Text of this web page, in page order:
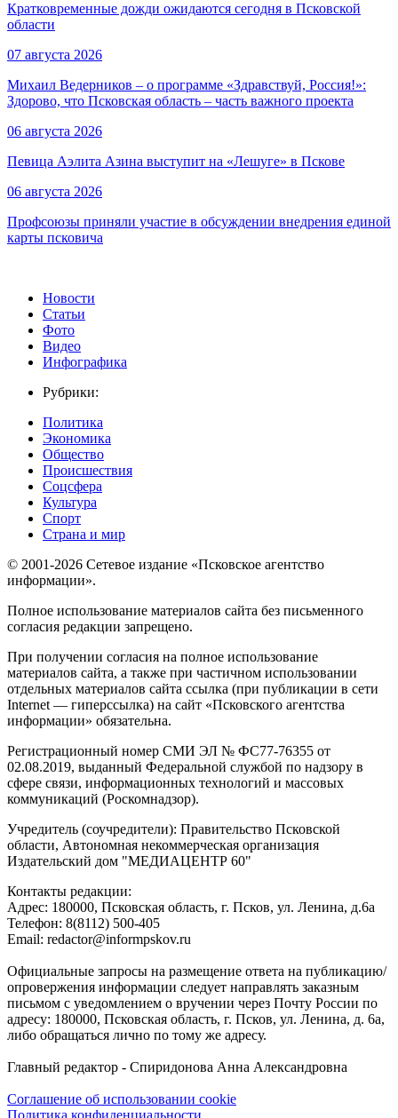
Кратковременные дожди ожидаются сегодня в Псковской
области
07 августа 2026
Михаил Ведерников – о программе «Здравствуй, Россия!»:
Здорово, что Псковская область – часть важного проекта
06 августа 2026
Певица Аэлита Азина выступит на «Лешуге» в Пскове
06 августа 2026
Профсоюзы приняли участие в обсуждении внедрения единой
карты псковича
Новости
Статьи
Фото
Видео
Инфографика
Рубрики:
Политика
Экономика
Общество
Происшествия
Соцсфера
Культура
Спорт
Страна и мир
© 2001-2026 Сетевое издание «Псковское агентство
информации».
Полное использование материалов сайта без письменного
согласия редакции запрещено.
При получении согласия на полное использование
материалов сайта, а также при частичном использовании
отдельных материалов сайта ссылка (при публикации в сети
Internet — гиперссылка) на сайт «Псковского агентства
информации» обязательна.
Регистрационный номер СМИ ЭЛ № ФС77-76355 от
02.08.2019, выданный Федеральной службой по надзору в
сфере связи, информационных технологий и массовых
коммуникаций (Роскомнадзор).
Учредитель (соучредители): Правительство Псковской
области, Автономная некоммерческая организация
Издательский дом "МЕДИАЦЕНТР 60"
Контакты редакции:
Адреc: 180000, Псковская область, г. Псков, ул. Ленина, д.6а
Телефон: 8(8112) 500-405
Email: redactor@informpskov.ru
Официальные запросы на размещение ответа на публикацию/
опровержения информации следует направлять заказным
письмом с уведомлением о вручении через Почту России по
адресу: 180000, Псковская область, г. Псков, ул. Ленина, д. 6а,
либо обращаться лично по тому же адресу.
Главный редактор - Спиридонова Анна Александровна
Соглашение об использовании cookie